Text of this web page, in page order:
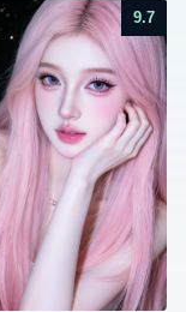
9.7